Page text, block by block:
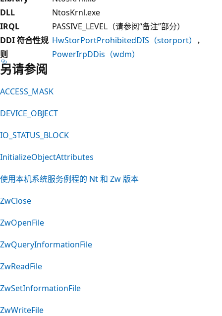
DLL
NtosKrnl.exe
IRQL
PASSIVE_LEVEL（请参阅“备注”部分）
DDI 符合性规
则
HwStorPortProhibitedDIS（storport） ，
PowerIrpDDis（wdm）
另请参阅
ACCESS_MASK
DEVICE_OBJECT
IO_STATUS_BLOCK
InitializeObjectAttributes
使用本机系统服务例程的 Nt 和 Zw 版本
ZwClose
ZwOpenFile
ZwQueryInformationFile
ZwReadFile
ZwSetInformationFile
ZwWriteFile